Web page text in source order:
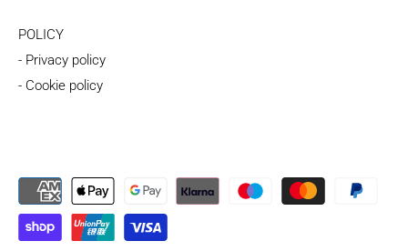
POLICY
- Privacy policy
- Cookie policy